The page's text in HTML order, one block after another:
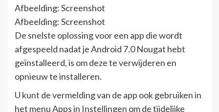
Afbeelding: Screenshot
Afbeelding: Screenshot
De snelste oplossing voor een app die wordt
afgespeeld nadat je Android 7.0 Nougat hebt
geïnstalleerd, is om deze te verwijderen en
opnieuw te installeren.
U kunt de vermelding van de app ook gebruiken in
het menu Apps in Instellingen om de tijdelijke